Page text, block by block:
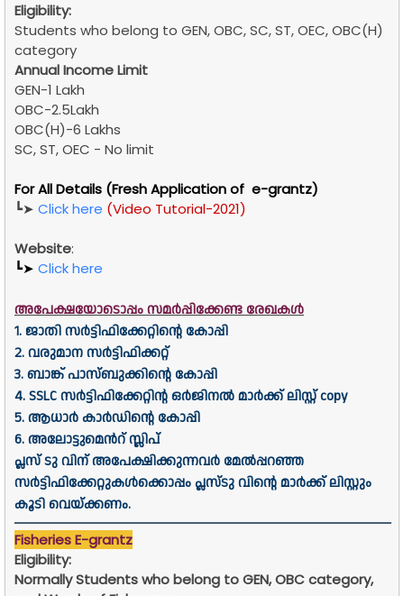
Eligibility:
Students who belong to GEN, OBC, SC, ST, OEC, OBC(H)
category
Annual Income Limit
GEN-1 Lakh
OBC-2.5Lakh
OBC(H)-6 Lakhs
SC, ST, OEC - No limit
For All Details (Fresh Application of e-grantz)
┗➤ Click here (Video Tutorial-2021)
Website:
┗➤ Click here
അപേക്ഷയോടൊപ്പം സമർപ്പിക്കേണ്ട രേഖകൾ
1. ജാതി സർട്ടിഫിക്കേറ്റിൻ്റെ കോപ്പി
2. വരുമാന സർട്ടിഫിക്കറ്റ്
3. ബാങ്ക് പാസ്ബുക്കിൻ്റെ കോപ്പി
4. SSLC സർട്ടിഫിക്കേറ്റിൻ്റ ഒർജിനൽ മാർക്ക് ലിസ്റ്റ് copy
5. ആധാർ കാർഡിൻ്റെ കോപ്പി
6. അലോട്ടുമെൻറ് സ്ലിപ്
പ്ലസ് ടു വിന് അപേക്ഷിക്കുന്നവർ മേൽപ്പറഞ്ഞ
സർട്ടിഫിക്കേറ്റുകൾക്കൊപ്പം പ്ലസ്ടു വിൻ്റെ മാർക്ക് ലിസ്റ്റും
കൂടി വെയ്ക്കണം.
Fisheries E-grantz
Eligibility:
Normally Students who belong to GEN, OBC category,